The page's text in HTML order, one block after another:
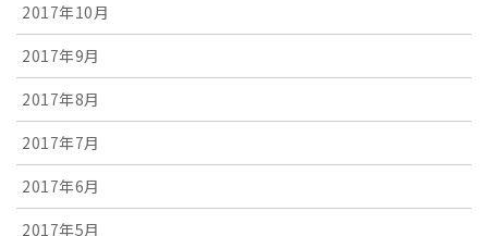
2017年10月
2017年9月
2017年8月
2017年7月
2017年6月
2017年5月